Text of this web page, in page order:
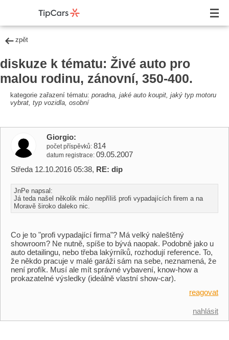
zpět
diskuze k tématu: Živé auto pro
malou rodinu, zánovní, 350-400.
kategorie zařazení tématu: poradna, jaké auto koupit, jaký typ motoru
vybrat, typ vozidla, osobní
Giorgio
počet příspěvků 814
datum registrace 09.05.2007
Středa 12.10.2016 05:38, RE: dip
JnPe napsal:
Já teda našel několik málo nepříliš profi vypadajících firem a na
Moravě široko daleko nic.
Co je to "profi vypadající firma"? Má velký naleštěný
showroom? Ne nutně, spíše to bývá naopak. Podobně jako u
auto detailingu, nebo třeba lakýrníků, rozhodují reference. To,
že někdo pracuje v malé garáži sám na sebe, neznamená, že
není profík. Musí ale mít správné vybavení, know-how a
prokazatelné výsledky (ideálně vlastní show-car).
reagovat
nahlásit